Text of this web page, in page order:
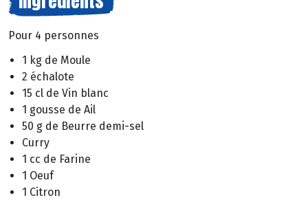
Pour 4 personnes
1 kg de Moule
2 échalote
15 cl de Vin blanc
1 gousse de Ail
50 g de Beurre demi-sel
Curry
1 cc de Farine
1 Oeuf
1 Citron